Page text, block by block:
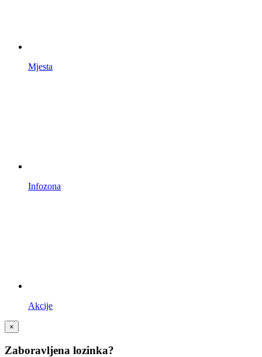
Mjesta
Infozona
Akcije
×
Zaboravljena lozinka?